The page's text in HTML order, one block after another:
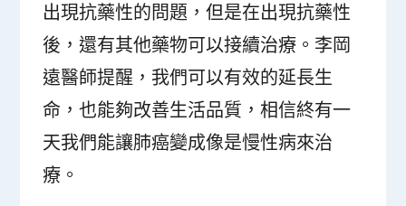
出現抗藥性的問題，但是在出現抗藥性
後，還有其他藥物可以接續治療。李岡
遠醫師提醒，我們可以有效的延長生
命，也能夠改善生活品質，相信終有一
天我們能讓肺癌變成像是慢性病來治
療。